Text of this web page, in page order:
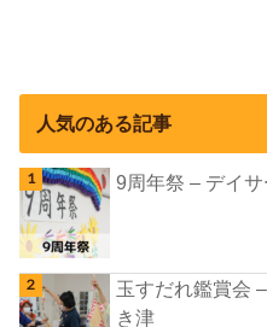
人気のある記事
9周年祭 – デイ
玉すだれ鑑賞会
き津